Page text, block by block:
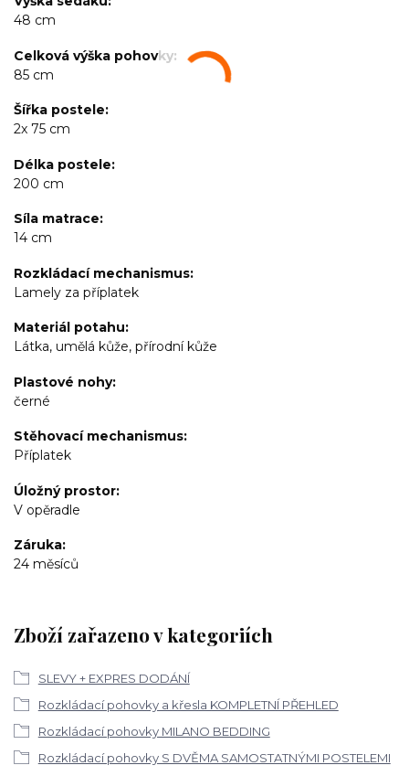
48 cm
Celková výška pohovky
85 cm
Šířka postele
2x 75 cm
Délka postele
200 cm
Síla matrace
14 cm
Rozkládací mechanismus
Lamely za příplatek
Materiál potahu
Látka, umělá kůže, přírodní kůže
Plastové nohy
černé
Stěhovací mechanismus
Příplatek
Úložný prostor
V opěradle
Záruka
24 měsíců
Zboží zařazeno v kategoriích
SLEVY + EXPRES DODÁNÍ
Rozkládací pohovky a křesla KOMPLETNÍ PŘEHLED
Rozkládací pohovky MILANO BEDDING
Rozkládací pohovky S DVĚMA SAMOSTATNÝMI POSTELEMI